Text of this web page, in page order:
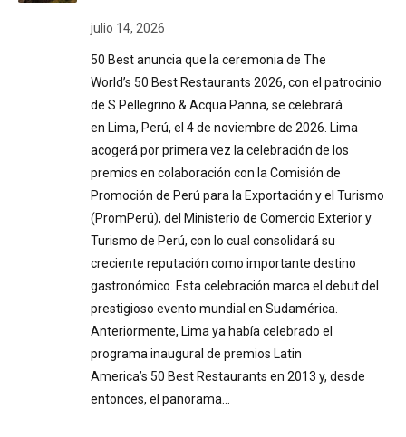
julio 14, 2026
50 Best anuncia que la ceremonia de The
World’s 50 Best Restaurants 2026, con el patrocinio
de S.Pellegrino & Acqua Panna, se celebrará
en Lima, Perú, el 4 de noviembre de 2026. Lima
acogerá por primera vez la celebración de los
premios en colaboración con la Comisión de
Promoción de Perú para la Exportación y el Turismo
(PromPerú), del Ministerio de Comercio Exterior y
Turismo de Perú, con lo cual consolidará su
creciente reputación como importante destino
gastronómico. Esta celebración marca el debut del
prestigioso evento mundial en Sudamérica.
Anteriormente, Lima ya había celebrado el
programa inaugural de premios Latin
America’s 50 Best Restaurants en 2013 y, desde
entonces, el panorama…